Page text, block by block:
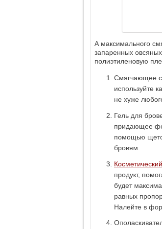
А максимального
запаренных
полиэтиленовую
Смягчающее
используйте
не хуже
Гель для
придающее
помощью
бровям.
продукт,
будет
равных
Налейте в